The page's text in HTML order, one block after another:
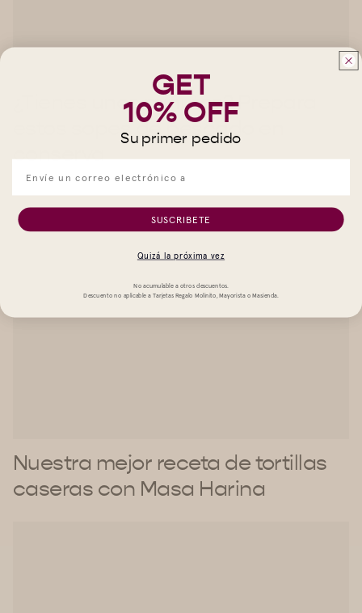
¿Tienes unos minutos? Prepara
estos sopes de pescado en
conserva
Nuestra mejor receta de tortillas
caseras con Masa Harina
GET
10% OFF
Su primer pedido
SUSCRIBETE
Quizá la próxima vez
No acumulable a otros descuentos.
Descuento no aplicable a Tarjetas Regalo Molinito, Mayorista o Masienda.